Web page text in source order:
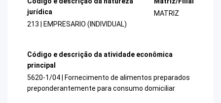
jurídica
213 | EMPRESARIO (INDIVIDUAL)
MATRIZ
Código e descrição da atividade econômica
principal
5620-1/04 | Fornecimento de alimentos preparados
preponderantemente para consumo domiciliar